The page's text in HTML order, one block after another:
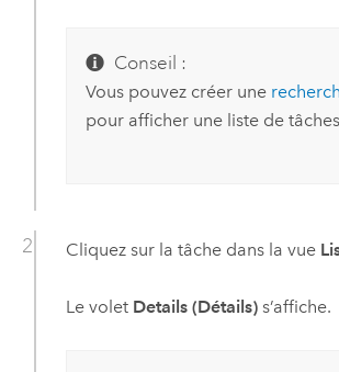
Conseil :
Vous pouvez créer une
pour afficher une liste de
Cliquez sur la tâche dans la vue
Le volet Details (Détails)s’affiche.